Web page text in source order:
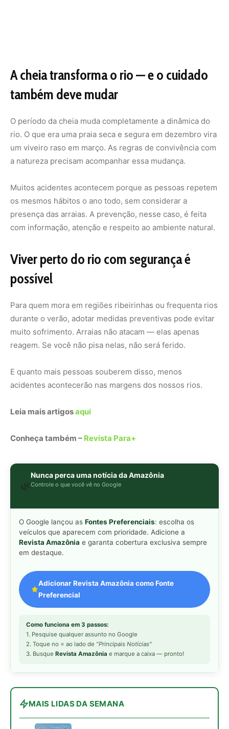
Viver perto do rio com segurança é
Para quem mora em regiões ribeirinhas ou frequenta rios
durante o verão, adotar medidas preventivas pode evitar
muito sofrimento. Arraias não atacam — elas apenas
E quanto mais pessoas souberem disso, menos
acidentes acontecerão nas margens dos nossos rios.
Conheça também –
🌿
Nunca perca uma notícia da Amazônia
Controle o que você vê no Google
Revista Amazôniae garanta cobertura exclusiva sempre
em destaque.
Adicionar Revista Amazônia como Fonte
2. Toque no ⭐ ao lado de"Principais Notícias"
3. Busque Revista Amazôniae marque a caixa — pronto!
MAIS LIDAS DA SEMANA
1
aves marinhas removam ectoparasitas
acumulados em sua pele
2
arremessa serpentes contra rochas
para subjugar presas peçonhentas nos
campos
peixes maiores na Amazônia
4
Ariranha sincroniza caça coletiva com
vocalização subaquática e cerca